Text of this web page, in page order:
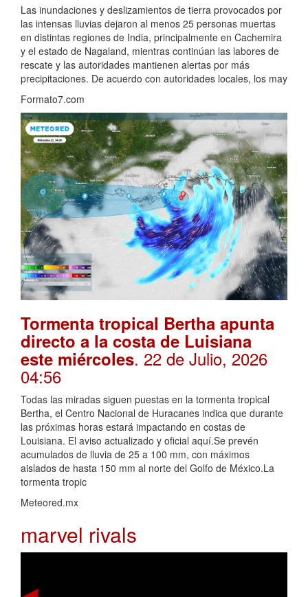
Las inundaciones y deslizamientos de tierra provocados por
las intensas lluvias dejaron al menos 25 personas muertas
en distintas regiones de India, principalmente en Cachemira
y el estado de Nagaland, mientras continúan las labores de
rescate y las autoridades mantienen alertas por más
precipitaciones. De acuerdo con autoridades locales, los may
Formato7.com
Tormenta tropical Bertha apunta
directo a la costa de Luisiana
este miércoles. 22 de Julio, 2026
04:56
Todas las miradas siguen puestas en la tormenta tropical
Bertha, el Centro Nacional de Huracanes indica que durante
las próximas horas estará impactando en costas de
Louisiana. El aviso actualizado y oficial aquí.Se prevén
acumulados de lluvia de 25 a 100 mm, con máximos
aislados de hasta 150 mm al norte del Golfo de México.La
tormenta tropic
Meteored.mx
marvel rivals